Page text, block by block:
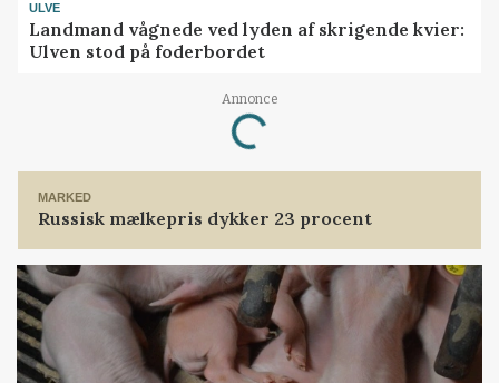
ULVE
Landmand vågnede ved lyden af skrigende kvier:
Ulven stod på foderbordet
Annonce
Loading...
MARKED
Russisk mælkepris dykker 23 procent